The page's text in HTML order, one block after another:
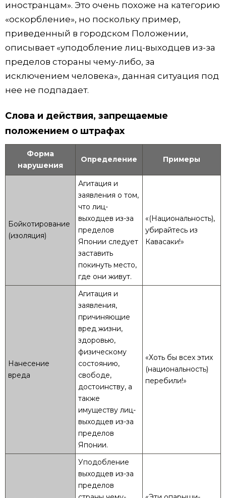
иностранцам». Это очень похоже на категорию
«оскорбление», но поскольку пример,
приведенный в городском Положении,
описывает «уподобление лиц-выходцев из-за
пределов стораны чему-либо, за
исключением человека», данная ситуация под
нее не подпадает.
Слова и действия, запрещаемые
положением о штрафах
Форма
нарушения
Определение Примеры
Бойкотирование
(изоляция)
Агитация и
заявления о том,
что лиц-
выходцев из-за
пределов
Японии следует
заставить
покинуть место,
где они живут.
«(Национальность),
убирайтесь из
Кавасаки!»
Нанесение
вреда
Агитация и
заявления,
причиняющие
вред жизни,
здоровью,
физическому
состоянию,
свободе,
достоинству, а
также
имуществу лиц-
выходцев из-за
пределов
Японии.
«Хоть бы всех этих
(национальность)
перебили!»
Уподобление
выходцев из-за
пределов